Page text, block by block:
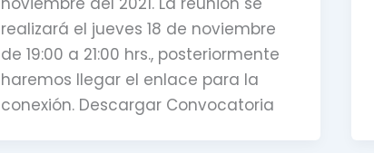
realizará el jueves 18 de noviembre
de 19:00 a 21:00 hrs., posteriormente
haremos llegar el enlace para la
conexión. Descargar Convocatoria